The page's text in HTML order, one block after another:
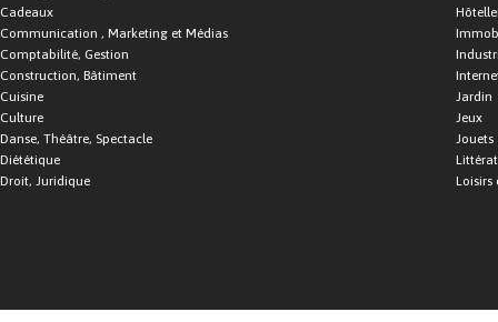
Cadeaux
Communication , Marketing et Médias
Comptabilité, Gestion
Construction, Bâtiment
Cuisine
Culture
Danse, Théâtre, Spectacle
Diététique
Droit, Juridique
Jardin
Jeux
Jouets
Loisirs